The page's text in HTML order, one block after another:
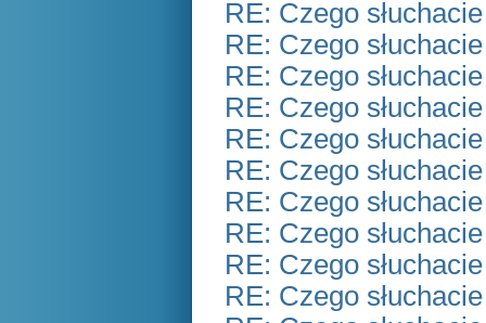
RE: Czego
RE: Czego
RE: Czego
RE: Czego
RE: Czego
RE: Czego
RE: Czego
RE: Czego
RE: Czego
RE: Czego